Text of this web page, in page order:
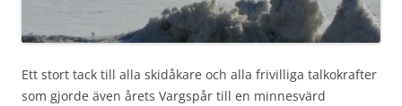
Ett stort tack till alla skidåkare och alla frivilliga talkokrafter
som gjorde även årets Vargspår till en minnesvärd